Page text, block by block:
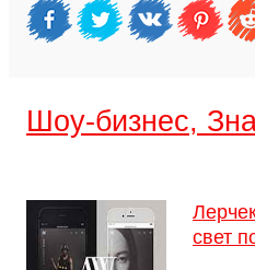
Шоу-бизнес,
свет